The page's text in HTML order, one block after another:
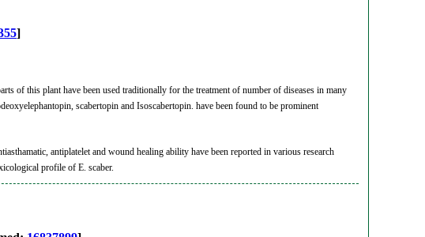
]
of this plant have been used traditionally for the treatment of number of diseases in many
scabertopin and Isoscabertopin. have been found to be prominent
antiplatelet and wound healing ability have been reported in various research
profile of E. scaber.